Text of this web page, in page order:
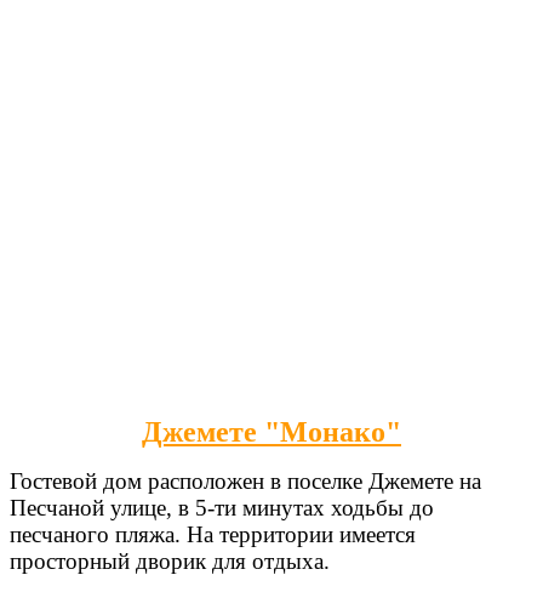
Джемете "Монако"
Гостевой дом расположен в поселке Джемете на
Песчаной улице, в 5-ти минутах ходьбы до
песчаного пляжа. На территории имеется
просторный дворик для отдыха.